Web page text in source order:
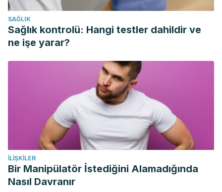
gastrointestinales/biolog%C3%ADa-del-aparato-
digestivo/ves%C3%ADcula-biliar-y-v%C3%ADas-biliares
MedlinePlus. Colelitiasis.
https://medlineplus.gov/spanish/ency/esp_imagepages/
Journal of Health, Population and Nutrition. (2015). Dietary
Patterns and Risk of Gallbladder Disease: A Hospital-based
Case-Control Study in Adult Women.
https://www.ncbi.nlm.nih.gov/pmc/articles/PMC4438647/
PCRM’S Nutrition Guide for Clinicians. Cholelithiasis.
https://nutritionguide.pcrm.org/nutritionguide/view/
WebMD. Red Yeast Rice.
https://www.webmd.com/cholesterol-management/red-
yeast-rice#1
SAĞLIK
Sağlık kontrolü: Hangi testler dahildir ve
ne işe yarar?
İLIŞKILER
Bir Manipülatör İstediğini Alamadığında
Nasıl Davranır